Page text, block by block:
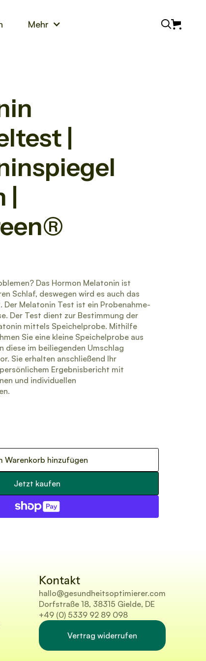
Mehr
|
Das Hormon Melatonin ist
Schlaf, deswegen wird es auch das
Der Melatonin Test ist ein Probenahme-
Der Test dient zur Bestimmung der
mittels Speichelprobe. Mithilfe
Sie eine kleine Speichelprobe aus
diese im beiliegenden Umschlag
Sie erhalten anschließend Ihr
Ergebnisbericht mit
und individuellen
Warenkorb hinzufügen
Jetzt kaufen
Kontakt
hallo@gesundheitsoptimierer.com
Dorfstraße 18, 38315 Gielde, DE
+49 (0) 5339 92 89 098
Vertrag widerrufen